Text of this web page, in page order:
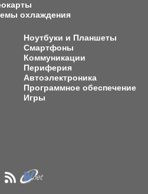
охлаждения
Ноутбуки и Планшеты
Смартфоны
Коммуникации
Периферия
Автоэлектроника
Программное обеспечение
Игры